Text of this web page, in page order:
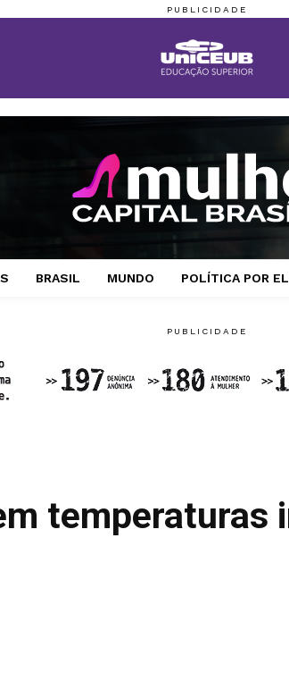
BRASIL MUNDO POLÍTICA POR
temperaturas